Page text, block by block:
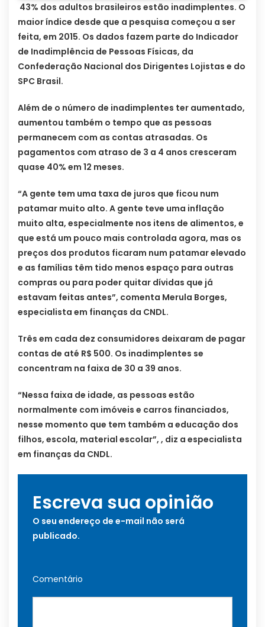
43% dos adultos brasileiros estão inadimplentes. O
maior índice desde que a pesquisa começou a ser
feita, em 2015. Os dados fazem parte do Indicador
de Inadimplência de Pessoas Físicas, da
Confederação Nacional dos Dirigentes Lojistas e do
SPC Brasil.
Além de o número de inadimplentes ter aumentado,
aumentou também o tempo que as pessoas
permanecem com as contas atrasadas. Os
pagamentos com atraso de 3 a 4 anos cresceram
quase 40% em 12 meses.
“A gente tem uma taxa de juros que ficou num
patamar muito alto. A gente teve uma inflação
muito alta, especialmente nos itens de alimentos, e
que está um pouco mais controlada agora, mas os
preços dos produtos ficaram num patamar elevado
e as famílias têm tido menos espaço para outras
compras ou para poder quitar dívidas que já
estavam feitas antes”, comenta Merula Borges,
especialista em finanças da CNDL.
Três em cada dez consumidores deixaram de pagar
contas de até R$ 500. Os inadimplentes se
concentram na faixa de 30 a 39 anos.
“Nessa faixa de idade, as pessoas estão
normalmente com imóveis e carros financiados,
nesse momento que tem também a educação dos
filhos, escola, material escolar”, , diz a especialista
em finanças da CNDL.
Escreva sua opinião
O seu endereço de e-mail não será
publicado.
Comentário